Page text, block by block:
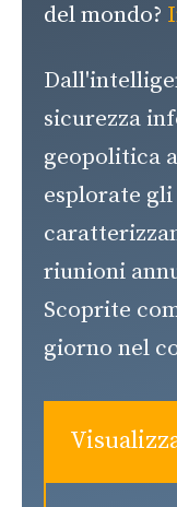
del mondo?
sicurezza
geopolitica
esplorate
riunioni
Scoprite
giorno nel